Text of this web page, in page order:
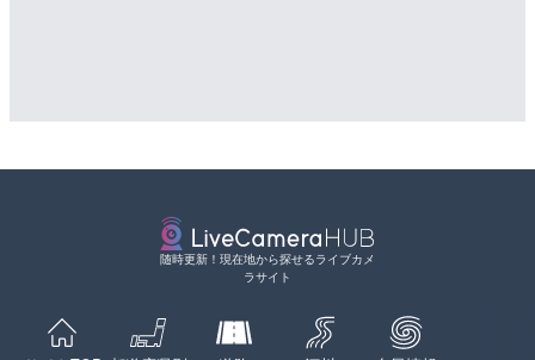
随時更新！現在地から探せるライブカメ
ラサイト